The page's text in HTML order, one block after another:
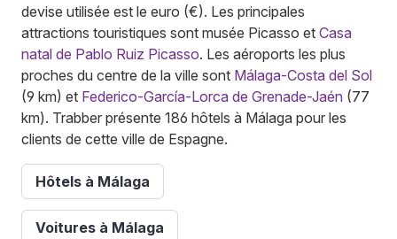
devise utilisée est le euro (€). Les principales
attractions touristiques sont musée Picasso et Casa
natal de Pablo Ruiz Picasso. Les aéroports les plus
proches du centre de la ville sont Málaga-Costa del Sol
(9 km) et Federico-García-Lorca de Grenade-Jaén (77
km). Trabber présente 186 hôtels à Málaga pour les
clients de cette ville de Espagne.
Hôtels à Málaga
Voitures à Málaga